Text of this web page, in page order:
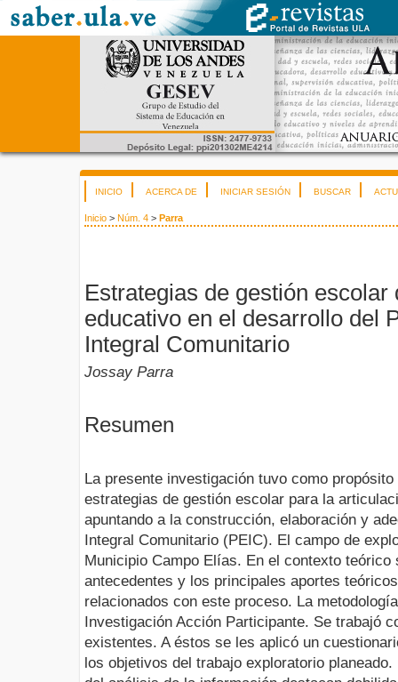
INICIO ACERCA DE INICIAR SESIÓN BUSCAR
Inicio > Núm. 4 > Parra
Estrategias de gestión escolar
educativo en el desarrollo del
Integral Comunitario
Jossay Parra
Resumen
La presente investigación tuvo como
estrategias de gestión escolar para la
apuntando a la construcción, elaboración y
Integral Comunitario (PEIC). El campo de
Municipio Campo Elías. En el contexto teórico
antecedentes y los principales aportes
relacionados con este proceso. La
Investigación Acción Participante. Se trabajó
existentes. A éstos se les aplicó un
los objetivos del trabajo exploratorio